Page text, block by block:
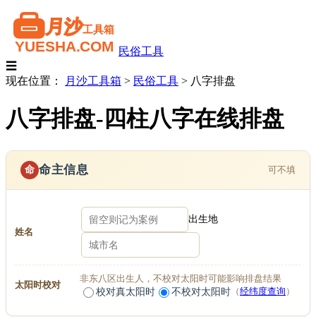
民俗工具
☰
现在位置：
月沙工具箱 > 民俗工具 > 八字排盘
八字排盘-四柱八字在线排盘
命 命主信息 可不填
姓名
出生地
太阳时校对
非东八区出生人，不校对太阳时可能影响排盘结果
校对真太阳时 不校对太阳时 （经纬度查询）